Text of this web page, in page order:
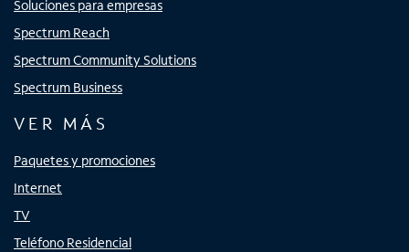
Soluciones para empresas
Spectrum Reach
Spectrum Community Solutions
Spectrum Business
VER MÁS
Paquetes y promociones
Internet
TV
Teléfono Residencial